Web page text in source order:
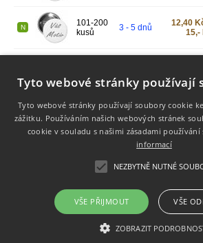
N
101-200
kusů
3 - 5 dnů 12,40
15,-
Info
Dodání zboží
Doprava
Copyright 2021 - 2026 © razitka-
Tyto webové stránky používají
Tyto webové stránky používají soubory cookie
zážitku. Používáním našich webových stránek
cookie v souladu s našimi zásadami
informací
NEZBYTNĚ NUTNÉ
VŠE PŘIJMOUT VŠE
ZOBRAZIT